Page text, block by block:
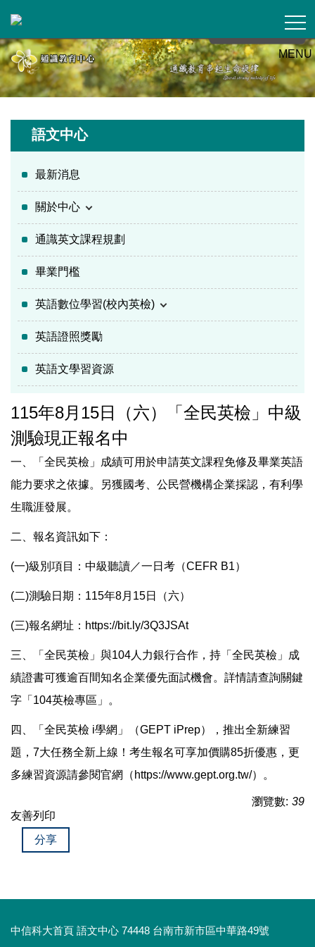
到
主
要
內
容
MENU
語文中心
最新消息
關於中心
通識英文課程規劃
畢業門檻
英語數位學習(校內英檢)
英語證照獎勵
英語文學習資源
115年8月15日（六）「全民英檢」中級
測驗現正報名中
一、「全民英檢」成績可用於申請英文課程免修及畢業英語
能力要求之依據。另獲國考、公民營機構企業採認，有利學
生職涯發展。
二、報名資訊如下：
(一)級別項目：中級聽讀／一日考（CEFR B1）
(二)測驗日期：115年8月15日（六）
(三)報名網址： https://bit.ly/3Q3JSAt
三、「全民英檢」與104人力銀行合作，持「全民英檢」成
績證書可獲逾百間知名企業優先面試機會。詳情請查詢關鍵
字「104英檢專區」。
四、「全民英檢 i學網」（GEPT iPrep），推出全新練習
題，7大任務全新上線！考生報名可享加價購85折優惠，更
多練習資源請參閱官網（ https://www.gept.org.tw/）。
瀏覽數: 39
友善列印
分享
中信科大首頁 語文中心 74448 台南市新市區中華路49號